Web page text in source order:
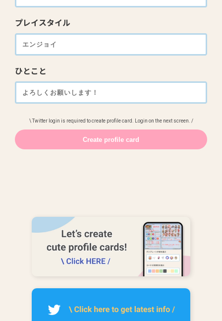
プレイスタイル
ひとこと
\ Twitter login is required to create profile card. Login on the next screen. /